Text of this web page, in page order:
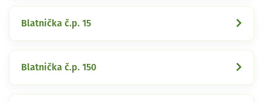
Blatnička č.p. 15
Blatnička č.p. 150